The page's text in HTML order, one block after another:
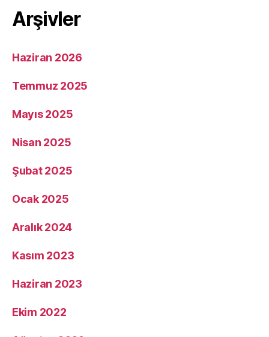
Arşivler
Haziran 2026
Temmuz 2025
Mayıs 2025
Nisan 2025
Şubat 2025
Ocak 2025
Aralık 2024
Kasım 2023
Haziran 2023
Ekim 2022